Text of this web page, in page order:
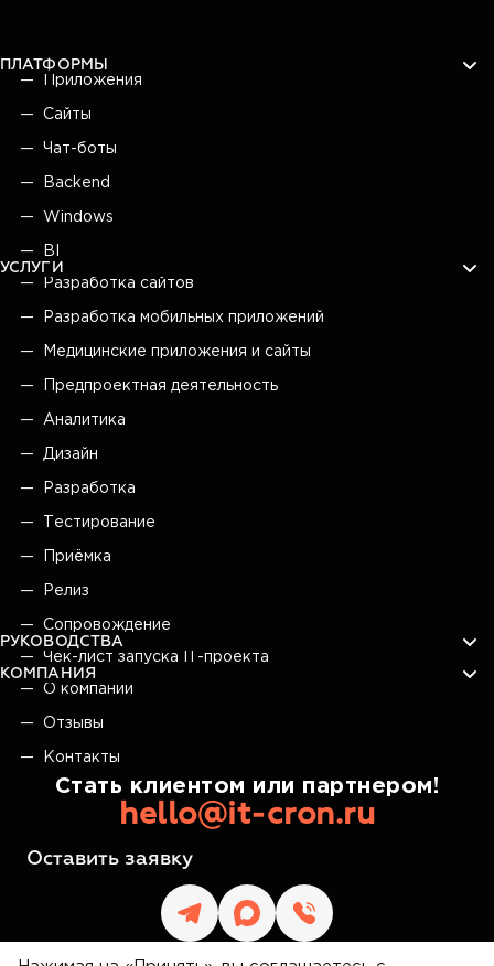
ПЛАТФОРМЫ
Приложения
Сайты
Чат-боты
Backend
Windows
BI
УСЛУГИ
Разработка сайтов
Разработка мобильных приложений
Медицинские приложения и сайты
Предпроектная деятельность
Аналитика
Дизайн
Разработка
Тестирование
Приёмка
Релиз
Сопровождение
РУКОВОДСТВА
Чек-лист запуска IT-проекта
КОМПАНИЯ
О компании
Отзывы
Контакты
Стать клиентом или партнером!
hello@it-cron.ru
Оставить заявку